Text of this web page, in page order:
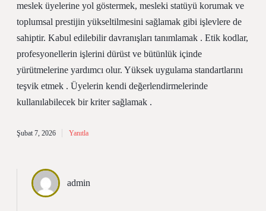
meslek üyelerine yol göstermek, mesleki statüyü korumak ve
toplumsal prestijin yükseltilmesini sağlamak gibi işlevlere de
sahiptir. Kabul edilebilir davranışları tanımlamak . Etik kodlar,
profesyonellerin işlerini dürüst ve bütünlük içinde
yürütmelerine yardımcı olur. Yüksek uygulama standartlarını
teşvik etmek . Üyelerin kendi değerlendirmelerinde
kullanılabilecek bir kriter sağlamak .
Şubat 7, 2026 Yanıtla
admin